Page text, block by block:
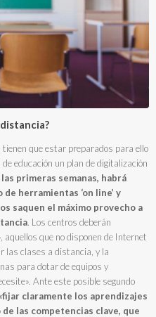
que estar preparados para ello
educación un plan de digitalización
primeras semanas, habrá
herramientas ‘on line’ y
saquen el máximo provecho a
. Los centros deberán
que no disponen de Internet
las clases a distancia, y la
para dotar de equipos y
Ante este posible segundo
claramente los aprendizajes
las competencias clave, que